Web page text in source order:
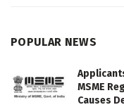
POPULAR NEWS
MSME
Causes